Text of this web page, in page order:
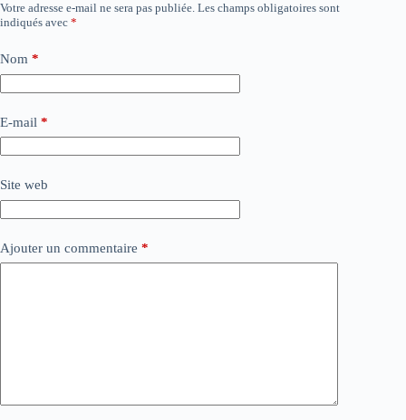
Votre adresse e-mail ne sera pas publiée. Les champs obligatoires sont
indiqués avec *
Nom *
E-mail *
Site web
Ajouter un commentaire *